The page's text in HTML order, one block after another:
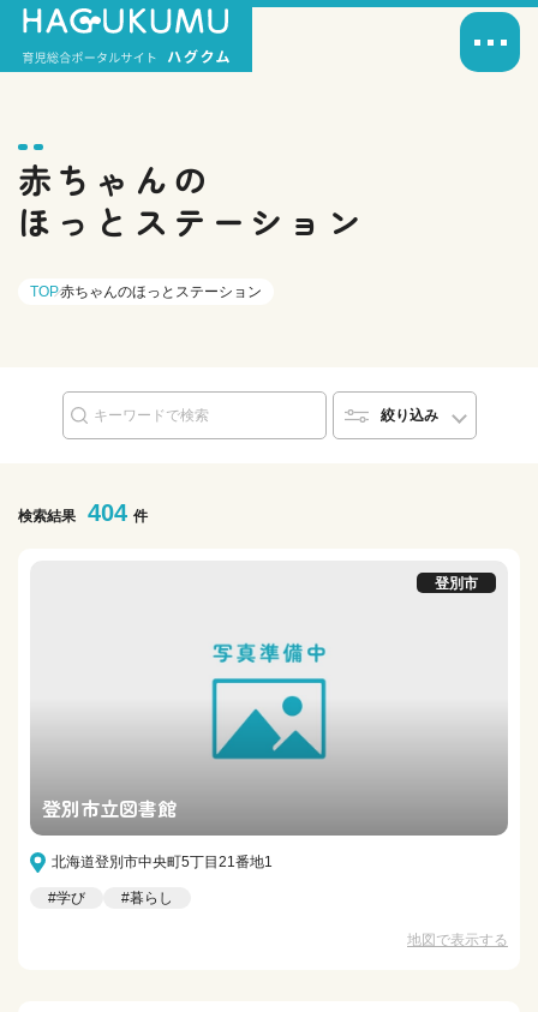
赤ちゃんの
ほっとステーション
TOP赤ちゃんのほっとステーション
絞り込み
検索結果 404 件
登別市
登別市立図書館
北海道登別市中央町5丁目21番地1
#学び #暮らし
地図で表示する